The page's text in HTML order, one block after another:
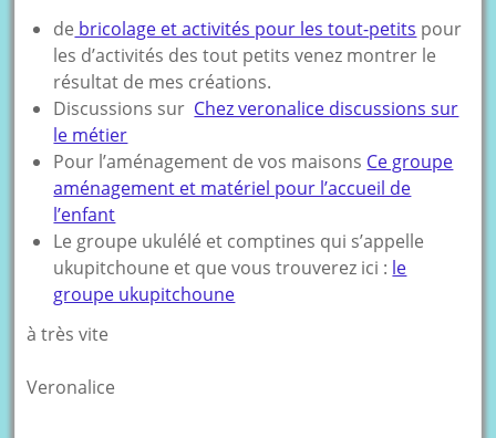
de bricolage et activités pour les tout-petits pour
les d’activités des tout petits venez montrer le
résultat de mes créations.
Discussions sur Chez veronalice discussions sur
le métier
Pour l’aménagement de vos maisons Ce groupe
aménagement et matériel pour l’accueil de
l’enfant
Le groupe ukulélé et comptines qui s’appelle
ukupitchoune et que vous trouverez ici : le
groupe ukupitchoune
à très vite
Veronalice